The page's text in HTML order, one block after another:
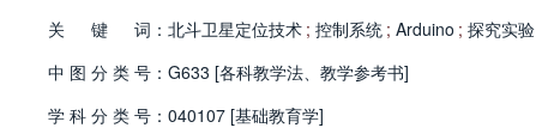
关
键 词： 北斗卫星定位技术 ; 控制系统 ; Arduino ; 探究实验
中 图 分 类 号： G633 [各科教学法、教学参考书]
学 科 分 类 号： 040107 [基础教育学]